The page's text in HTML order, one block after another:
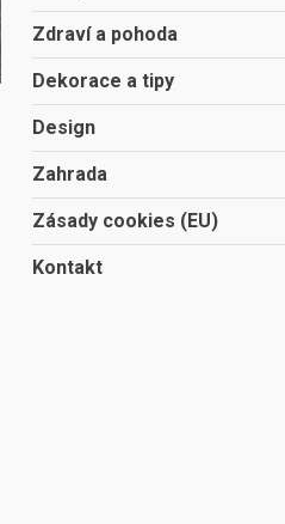
Zdraví a pohoda
Dekorace a tipy
Design
Zahrada
Zásady cookies (EU)
Kontakt